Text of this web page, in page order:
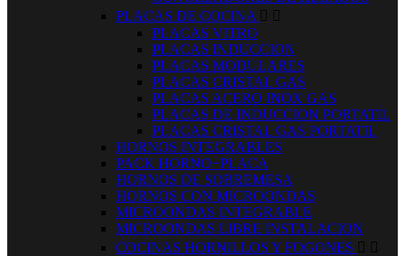
PLACAS DE COCINA  
PLACAS VITRO
PLACAS INDUCCION
PLACAS MODULARES
PLACAS CRISTAL GAS
PLACAS ACERO INOX GAS
PLACAS DE INDUCCION PORTATIL
PLACAS CRISTAL GAS PORTATIL
HORNOS INTEGRABLES
PACK HORNO+PLACA
HORNOS DE SOBREMESA
HORNOS CON MICROONDAS
MICROONDAS INTEGRABLE
MICROONDAS LIBRE INSTALACION
COCINAS HORNILLOS Y FOGONES  